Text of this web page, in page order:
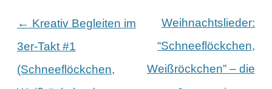
Beitragsnavigation
← Kreativ Begleiten im
3er-Takt #1
(Schneeflöckchen,
Weihnachtslieder:
“Schneeflöckchen,
Weißröckchen” – die